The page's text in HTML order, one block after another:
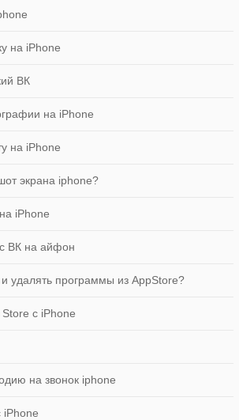
на iPhone
ВК
на iPhone
на iPhone
экрана iphone?
iPhone
с ВК на айфон
и удалять программы из AppStore?
Store с iPhone
на звонок iphone
iPhone